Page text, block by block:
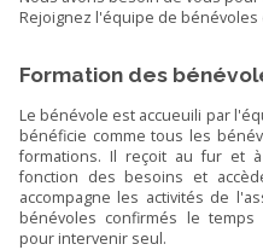
Rejoignez l'équipe de bénévoles
Formation des
Le bénévole est accueuili par
bénéficie comme tous les
formations. Il reçoit au fur et
fonction des besoins et
accompagne les activités de
bénévoles confirmés le temps
pour intervenir seul.